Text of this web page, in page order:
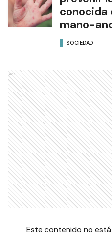
conocida
mano-
SOCIEDAD
Ads
Este contenido no